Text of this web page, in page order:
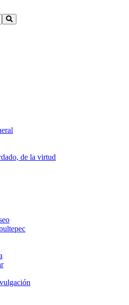
de la virtud